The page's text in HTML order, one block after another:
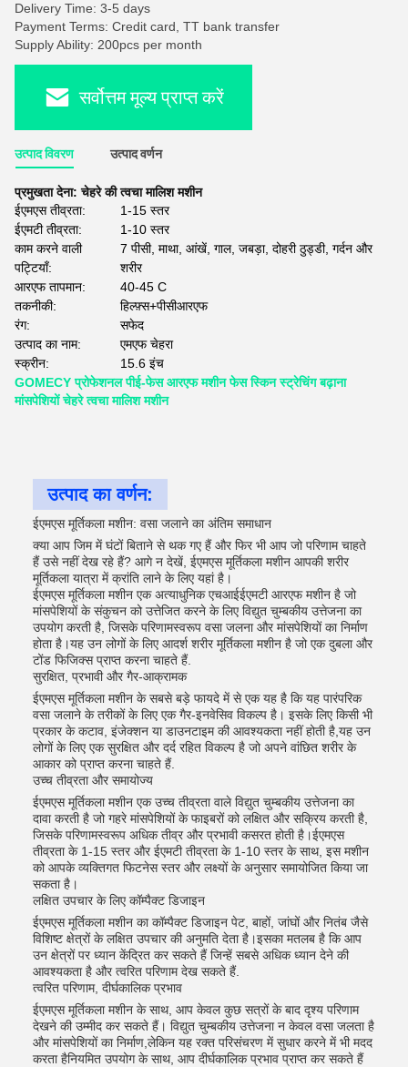
Delivery Time: 3-5 days
Payment Terms: Credit card, TT bank transfer
Supply Ability: 200pcs per month
सर्वोत्तम मूल्य प्राप्त करें
उत्पाद विवरण उत्पाद वर्णन
प्रमुखता देना:चेहरे की त्वचा मालिश मशीन
ईएमएस तीव्रता:
1-15 स्तर
ईएमटी तीव्रता:
1-10 स्तर
काम करने वाली
पट्टियाँ:
7 पीसी, माथा, आंखें, गाल, जबड़ा, दोहरी ठुड्डी, गर्दन और
शरीर
आरएफ तापमान:
40-45 C
तकनीकी:
हिल्फ़्स+पीसीआरएफ
रंग:
सफेद
उत्पाद का नाम:
एमएफ चेहरा
स्क्रीन:
15.6 इंच
GOMECY प्रोफेशनल पीई-फेस आरएफ मशीन फेस स्किन स्ट्रेचिंग बढ़ाना
मांसपेशियों चेहरे त्वचा मालिश मशीन
उत्पाद का वर्णन:
ईएमएस मूर्तिकला मशीन: वसा जलाने का अंतिम समाधान
क्या आप जिम में घंटों बिताने से थक गए हैं और फिर भी आप जो परिणाम चाहते
हैं उसे नहीं देख रहे हैं? आगे न देखें, ईएमएस मूर्तिकला मशीन आपकी शरीर
मूर्तिकला यात्रा में क्रांति लाने के लिए यहां है।
ईएमएस मूर्तिकला मशीन एक अत्याधुनिक एचआईईएमटी आरएफ मशीन है जो
मांसपेशियों के संकुचन को उत्तेजित करने के लिए विद्युत चुम्बकीय उत्तेजना का
उपयोग करती है, जिसके परिणामस्वरूप वसा जलना और मांसपेशियों का निर्माण
होता है।यह उन लोगों के लिए आदर्श शरीर मूर्तिकला मशीन है जो एक दुबला और
टोंड फिजिक्स प्राप्त करना चाहते हैं.
सुरक्षित, प्रभावी और गैर-आक्रामक
ईएमएस मूर्तिकला मशीन के सबसे बड़े फायदे में से एक यह है कि यह पारंपरिक
वसा जलाने के तरीकों के लिए एक गैर-इनवेसिव विकल्प है। इसके लिए किसी भी
प्रकार के कटाव, इंजेक्शन या डाउनटाइम की आवश्यकता नहीं होती है,यह उन
लोगों के लिए एक सुरक्षित और दर्द रहित विकल्प है जो अपने वांछित शरीर के
आकार को प्राप्त करना चाहते हैं.
उच्च तीव्रता और समायोज्य
ईएमएस मूर्तिकला मशीन एक उच्च तीव्रता वाले विद्युत चुम्बकीय उत्तेजना का
दावा करती है जो गहरे मांसपेशियों के फाइबरों को लक्षित और सक्रिय करती है,
जिसके परिणामस्वरूप अधिक तीव्र और प्रभावी कसरत होती है।ईएमएस
तीव्रता के 1-15 स्तर और ईएमटी तीव्रता के 1-10 स्तर के साथ, इस मशीन
को आपके व्यक्तिगत फिटनेस स्तर और लक्ष्यों के अनुसार समायोजित किया जा
सकता है।
लक्षित उपचार के लिए कॉम्पैक्ट डिजाइन
ईएमएस मूर्तिकला मशीन का कॉम्पैक्ट डिजाइन पेट, बाहों, जांघों और नितंब जैसे
विशिष्ट क्षेत्रों के लक्षित उपचार की अनुमति देता है।इसका मतलब है कि आप
उन क्षेत्रों पर ध्यान केंद्रित कर सकते हैं जिन्हें सबसे अधिक ध्यान देने की
आवश्यकता है और त्वरित परिणाम देख सकते हैं.
त्वरित परिणाम, दीर्घकालिक प्रभाव
ईएमएस मूर्तिकला मशीन के साथ, आप केवल कुछ सत्रों के बाद दृश्य परिणाम
देखने की उम्मीद कर सकते हैं। विद्युत चुम्बकीय उत्तेजना न केवल वसा जलता है
और मांसपेशियों का निर्माण,लेकिन यह रक्त परिसंचरण में सुधार करने में भी मदद
करता हैनियमित उपयोग के साथ, आप दीर्घकालिक प्रभाव प्राप्त कर सकते हैं